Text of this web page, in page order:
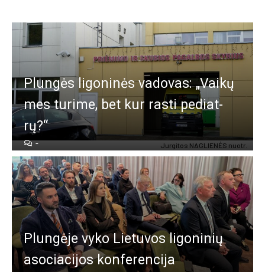
Jur­gi­tos NAG­LIE­NĖS nuo­tr.
Plun­gės li­go­ni­nės va­do­vas: „Vai­kų
mes tu­ri­me, bet kur ras­ti pe­diat­
rų?“
-
Plun­gė­je vy­ko Lie­tu­vos li­go­ni­nių
aso­cia­ci­jos kon­fe­ren­ci­ja